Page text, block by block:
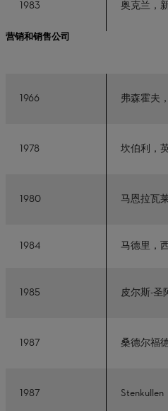
1983 奥克兰，
营销和销售公司
1966 弗森霍夫
1978 坎伯利，
1980 马恩拉瓦
1984 马德里，
1985 皮尔斯-圣
1987 桑德尔福
1987 Stenkullen